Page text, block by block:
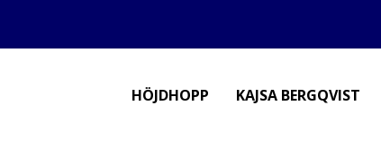
HÖJDHOPP KAJSA BERGQVIST